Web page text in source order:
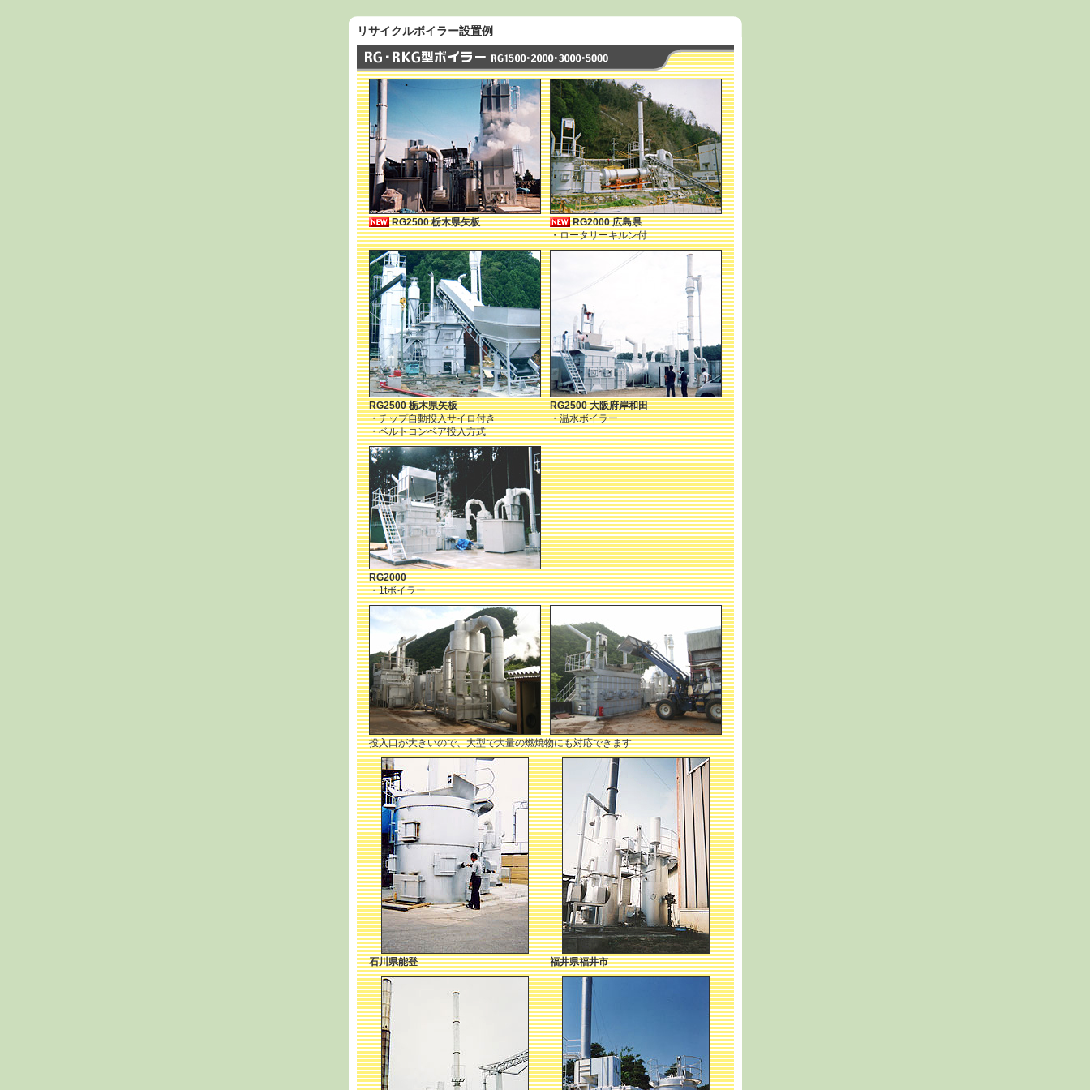
リサイクルボイラー設置例
RG2500 栃木県矢板
RG2000 広島県
・ロータリーキルン付
RG2500 栃木県矢板
・チップ自動投入サイロ付き
・ベルトコンベア投入方式
RG2500 大阪府岸和田
・温水ボイラー
RG2000
・1tボイラー
投入口が大きいので、大型で大量の燃焼物にも対応できます
石川県能登 福井県福井市